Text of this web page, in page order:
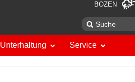
BOZEN
Unterhaltung Service